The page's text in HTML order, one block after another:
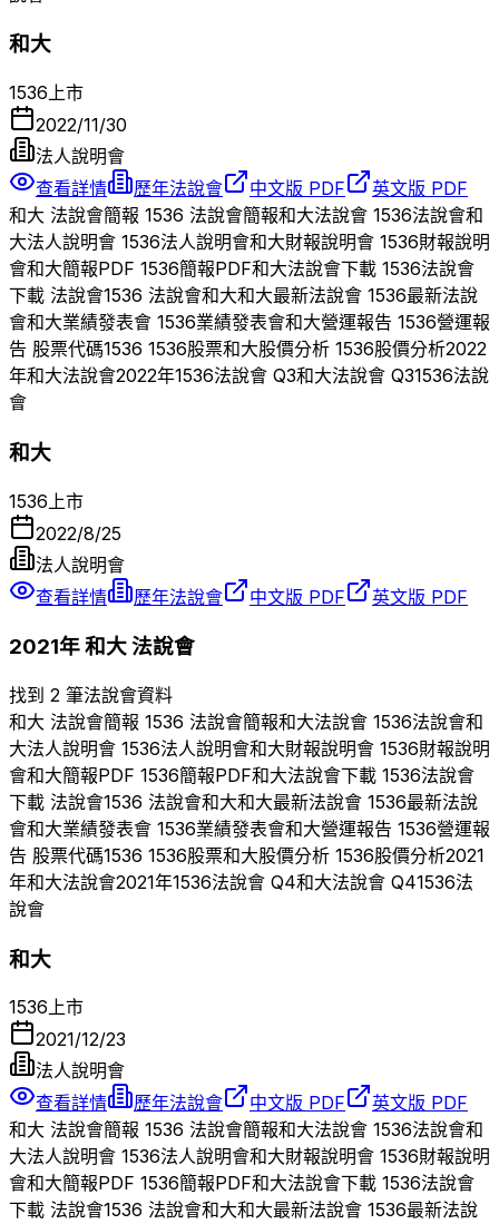
和大
1536上市
2022/11/30
法人說明會
查看詳情
歷年法說會 中文版 PDF
英文版 PDF
和大 法說會簡報 1536 法說會簡報和大法說會 1536法說會和
大法人說明會 1536法人說明會和大財報說明會 1536財報說明
會和大簡報PDF 1536簡報PDF和大法說會下載 1536法說會
下載 法說會1536 法說會和大和大最新法說會 1536最新法說
會和大業績發表會 1536業績發表會和大營運報告 1536營運報
告 股票代碼1536 1536股票和大股價分析 1536股價分析2022
年和大法說會2022年1536法說會 Q3和大法說會 Q31536法說
會
和大
1536 上市
2022/8/25
法人說明會
查看詳情
歷年法說會 中文版 PDF 英文版 PDF
2021年和大法說會
找到 2 筆法說會資料
和大 法說會簡報 1536 法說會簡報和大法說會 1536法說會和
大法人說明會 1536法人說明會和大財報說明會 1536財報說明
會和大簡報PDF 1536簡報PDF和大法說會下載 1536法說會
下載 法說會1536 法說會和大和大最新法說會 1536最新法說
會和大業績發表會 1536業績發表會和大營運報告 1536營運報
告 股票代碼1536 1536股票和大股價分析 1536股價分析2021
年和大法說會2021年1536法說會 Q4和大法說會 Q41536法
說會
和大
1536上市
2021/12/23
法人說明會
查看詳情
歷年法說會 中文版 PDF
英文版 PDF
和大 法說會簡報 1536 法說會簡報和大法說會 1536法說會和
大法人說明會 1536法人說明會和大財報說明會 1536財報說明
會和大簡報PDF 1536簡報PDF和大法說會下載 1536法說會
下載 法說會1536 法說會和大和大最新法說會 1536最新法說